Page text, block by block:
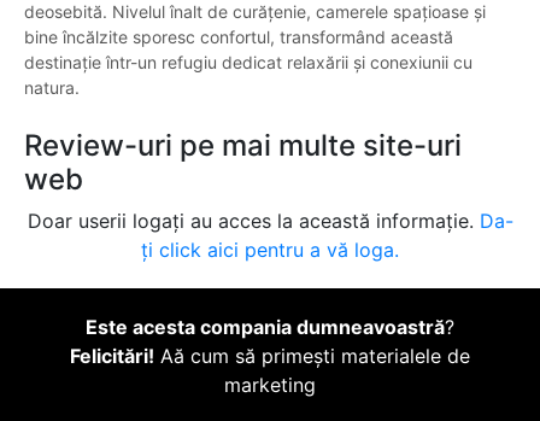
deosebită. Nivelul înalt de curățenie, camerele spațioase și
bine încălzite sporesc confortul, transformând această
destinație într-un refugiu dedicat relaxării și conexiunii cu
natura.
Review-uri pe mai multe site-uri
web
Doar userii logați au acces la această informație. Da-
ți click aici pentru a vă loga.
Este acesta compania dumneavoastră?
Felicitări! Aă cum să primești materialele de
marketing